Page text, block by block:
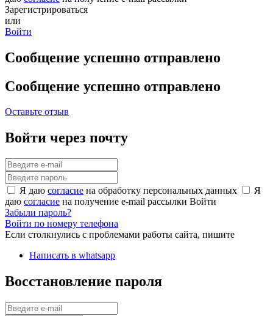
Зарегистрироваться
или
Войти
Сообщение успешно отправлено
Сообщение успешно отправлено
Оставьте отзыв
Войти через почту
Я даю согласие на обработку персональных данных
Я
даю согласие на получение e-mail рассылки Войти
Забыли пароль?
Войти по номеру телефона
Если столкнулись с проблемами работы сайта, пишите
Написать в whatsapp
Восстановление пароля